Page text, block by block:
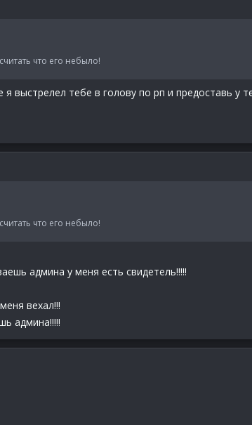
что его небыло!
выстрелел тебе в голову по рп и предоставь
что его небыло!
админа у меня есть свидетель!!!!!
вехал!!!
админа!!!!!